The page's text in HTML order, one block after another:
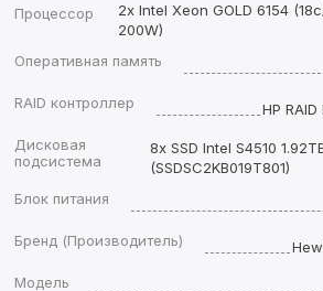
Процессор
2x Intel Xeon GOLD 6154
200W)
Оперативная память
RAID контроллер
HP
Дисковая
подсистема
8x SSD Intel S4510
(SSDSC2KB019T801)
Блок питания
Бренд (Производитель)
Модель